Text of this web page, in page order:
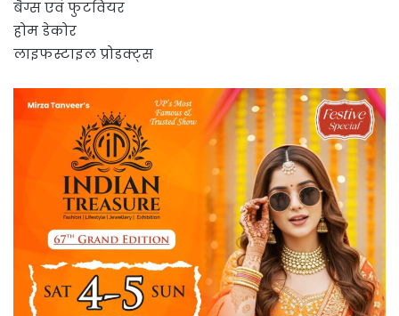
बैग्स एवं फुटवियर
होम डेकोर
लाइफस्टाइल प्रोडक्ट्स